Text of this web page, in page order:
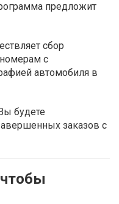
предложит
сбор
с
автомобиля в
будете
заказов с